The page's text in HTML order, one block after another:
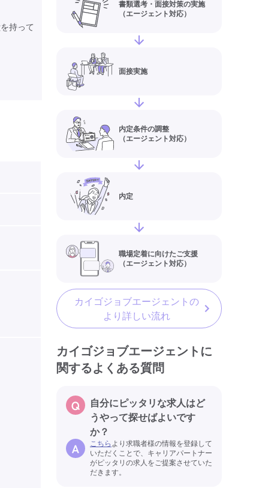
持って
書類選考・面接対策の実施
（エージェント対応）
面接実施
内定条件の調整
（エージェント対応）
内定
職場定着に向けたご支援
（エージェント対応）
カイゴジョブエージェントの
より詳しい流れ
カイゴジョブエージェントに
関するよくある質問
自分にピッタリな求人はど
うやって探せばよいです
か？
こちらより求職者様の情報を登録して
いただくことで、キャリアパートナー
がピッタリの求人をご提案させていた
だきます。